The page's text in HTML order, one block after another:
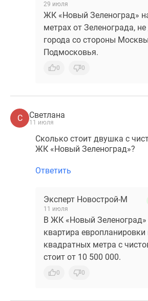
29 июля
ЖК «Новый Зеленоград»
метрах от Зеленограда,
города со стороны
Подмосковья.
0 0
С Светлана
11 июля
Сколько стоит двушка с
ЖК «Новый Зеленоград»?
Ответить
Эксперт Новострой-М
11 июля
В ЖК «Новый
квартира
квадратных метра с
стоит от 10 500 000.
0 0